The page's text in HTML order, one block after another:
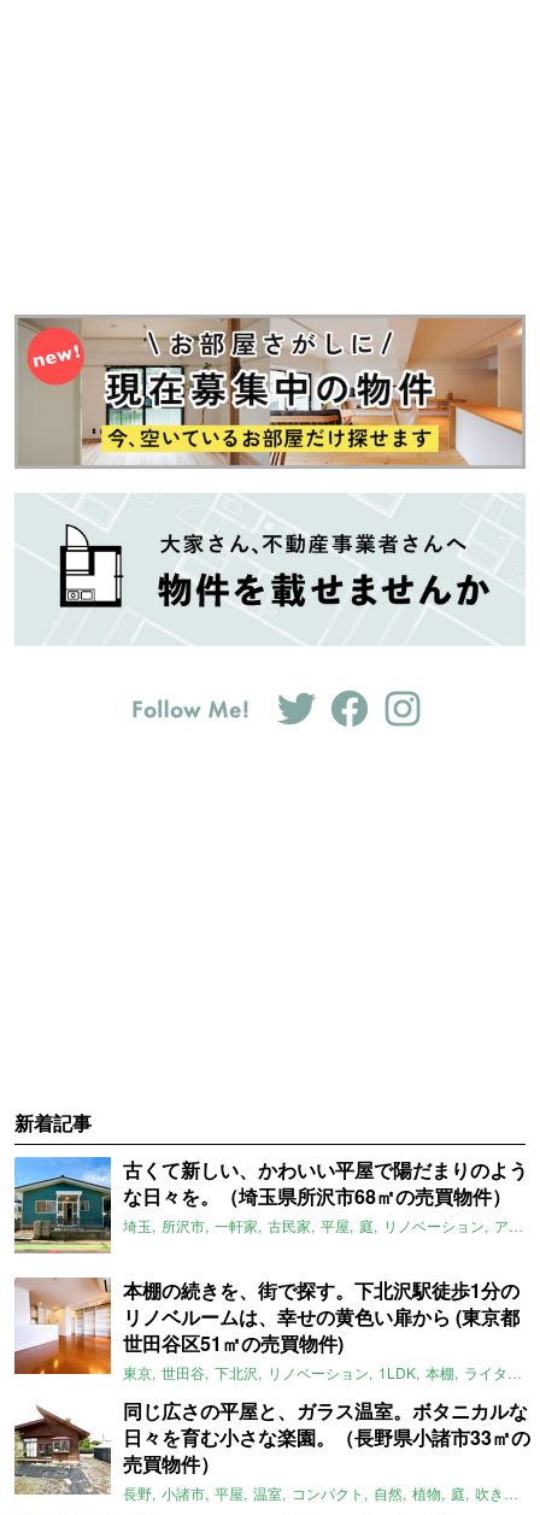
新着記事
古くて新しい、かわいい平屋で陽だまりのよう
な日々を。（埼玉県所沢市68㎡の売買物件）
埼玉 所沢市 一軒家 古民家 平屋 庭 リノベーション アメリカンハウス
本棚の続きを、街で探す。下北沢駅徒歩1分の
リノベルームは、幸せの黄色い扉から (東京都
世田谷区51㎡の売買物件)
東京 世田谷 下北沢 リノベーション 1LDK 本棚 ライター：ほしりょうこ
同じ広さの平屋と、ガラス温室。ボタニカルな
日々を育む小さな楽園。（長野県小諸市33㎡の
売買物件）
長野 小諸市 平屋 温室 コンパクト 自然 植物 庭 吹き抜け